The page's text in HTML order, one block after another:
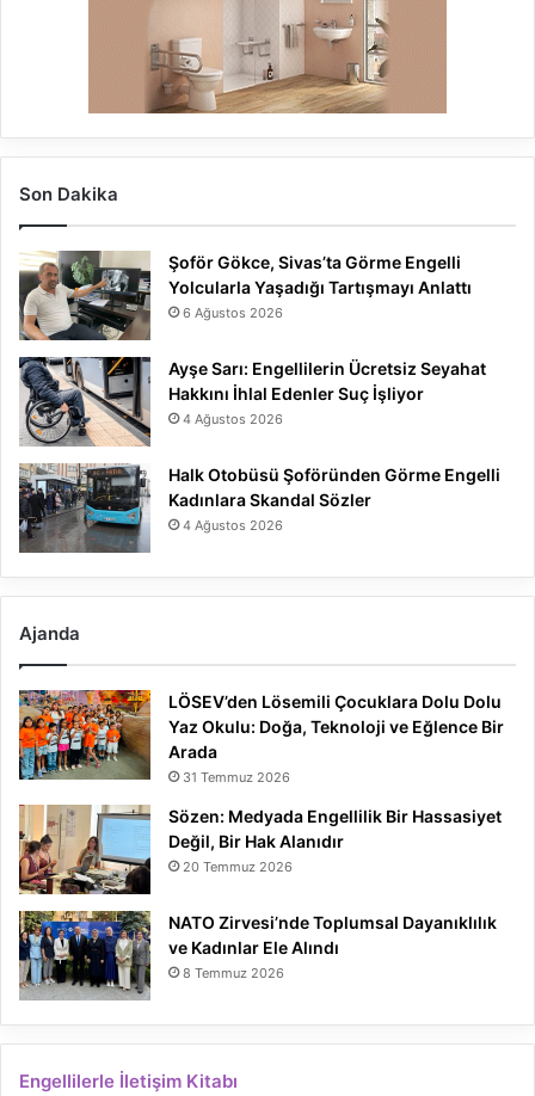
Son Dakika
Şoför Gökce, Sivas’ta Görme Engelli
Yolcularla Yaşadığı Tartışmayı Anlattı
6 Ağustos 2026
Ayşe Sarı: Engellilerin Ücretsiz Seyahat
Hakkını İhlal Edenler Suç İşliyor
4 Ağustos 2026
Halk Otobüsü Şoföründen Görme Engelli
Kadınlara Skandal Sözler
4 Ağustos 2026
Ajanda
LÖSEV’den Lösemili Çocuklara Dolu Dolu
Yaz Okulu: Doğa, Teknoloji ve Eğlence Bir
Arada
31 Temmuz 2026
Sözen: Medyada Engellilik Bir Hassasiyet
Değil, Bir Hak Alanıdır
20 Temmuz 2026
NATO Zirvesi’nde Toplumsal Dayanıklılık
ve Kadınlar Ele Alındı
8 Temmuz 2026
Engellilerle İletişim Kitabı